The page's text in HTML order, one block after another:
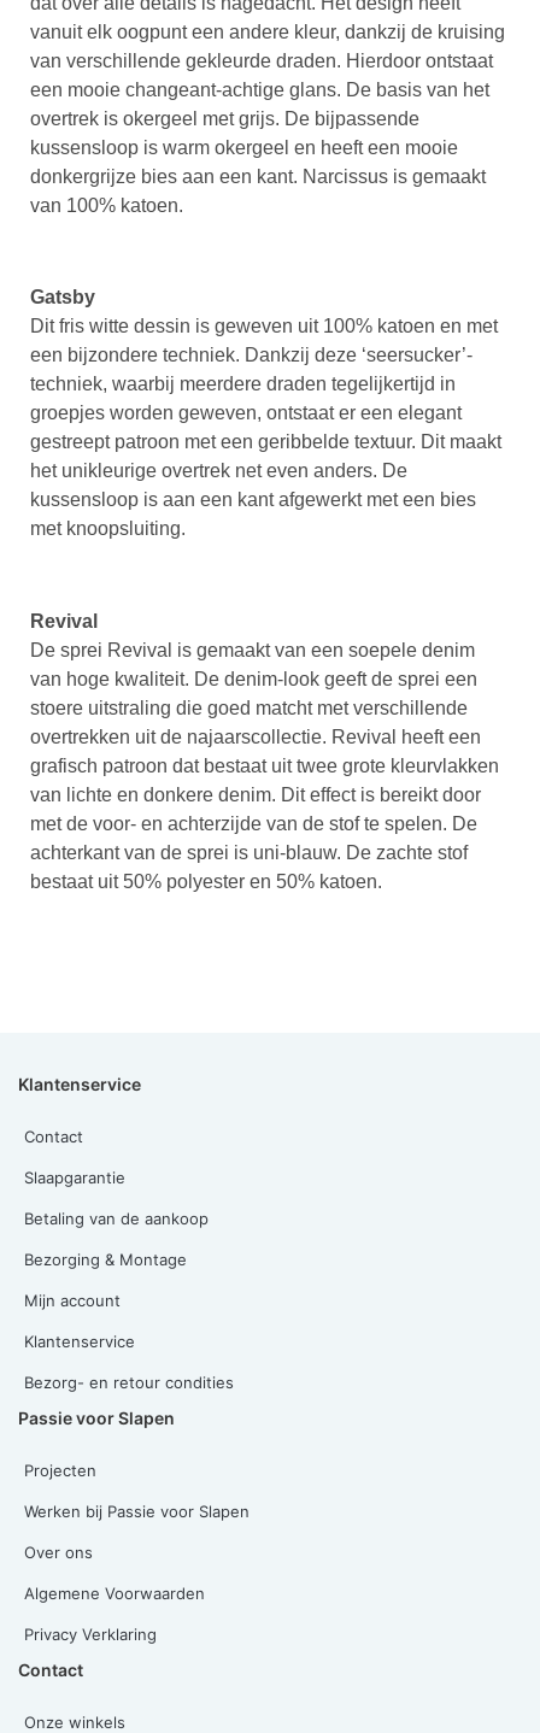
vanuit elk oogpunt een andere kleur, dankzij de kruising
van verschillende gekleurde draden. Hierdoor ontstaat
een mooie changeant-achtige glans. De basis van het
overtrek is okergeel met grijs. De bijpassende
kussensloop is warm okergeel en heeft een mooie
donkergrijze bies aan een kant. Narcissus is gemaakt
van 100% katoen.
Gatsby
Dit fris witte dessin is geweven uit 100% katoen en met
een bijzondere techniek. Dankzij deze ‘seersucker’-
techniek, waarbij meerdere draden tegelijkertijd in
groepjes worden geweven, ontstaat er een elegant
gestreept patroon met een geribbelde textuur. Dit maakt
het unikleurige overtrek net even anders. De
kussensloop is aan een kant afgewerkt met een bies
met knoopsluiting.
Revival
De sprei Revival is gemaakt van een soepele denim
van hoge kwaliteit. De denim-look geeft de sprei een
stoere uitstraling die goed matcht met verschillende
overtrekken uit de najaarscollectie. Revival heeft een
grafisch patroon dat bestaat uit twee grote kleurvlakken
van lichte en donkere denim. Dit effect is bereikt door
met de voor- en achterzijde van de stof te spelen. De
achterkant van de sprei is uni-blauw. De zachte stof
bestaat uit 50% polyester en 50% katoen.
Klantenservice
Contact
Slaapgarantie
Betaling van de aankoop
Bezorging & Montage
Mijn account
Klantenservice
Bezorg- en retour condities
Passie voor Slapen
Projecten
Werken bij Passie voor Slapen
Over ons
Algemene Voorwaarden
Privacy Verklaring
Contact
Onze winkels